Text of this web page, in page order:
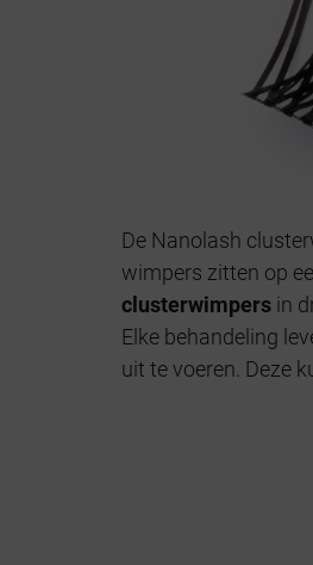
De Nanolash
wimpers zitten op
clusterwimpers in
Elke behandeling
uit te voeren. Deze